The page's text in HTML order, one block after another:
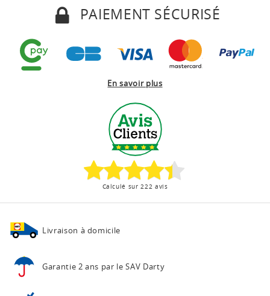
PAIEMENT SÉCURISÉ
En savoir plus
Calculé sur 222 avis
Livraison à domicile
Garantie 2 ans par le SAV Darty